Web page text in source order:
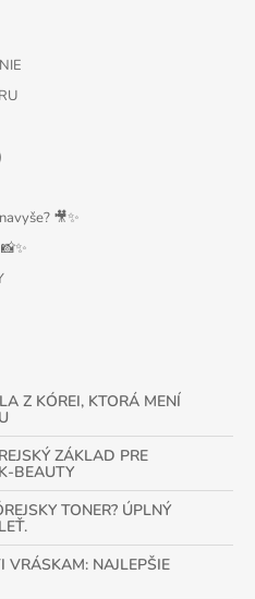
🎥✨
Z KÓREI, KTORÁ MENÍ
ZÁKLAD PRE
BEAUTY
TONER? ÚPLNÝ
VRÁSKAM: NAJLEPŠIE